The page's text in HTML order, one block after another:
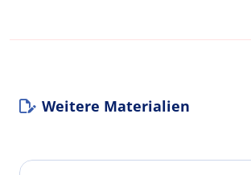
Weitere Materialien